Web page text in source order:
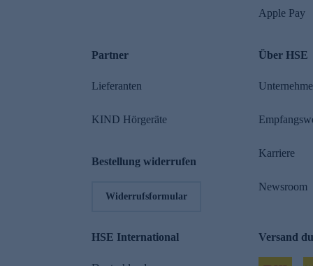
Apple Pay
Partner
Lieferanten
KIND Hörgeräte
Bestellung widerrufen
Widerrufsformular
Über HSE
Karriere
Newsroom
HSE International Versand